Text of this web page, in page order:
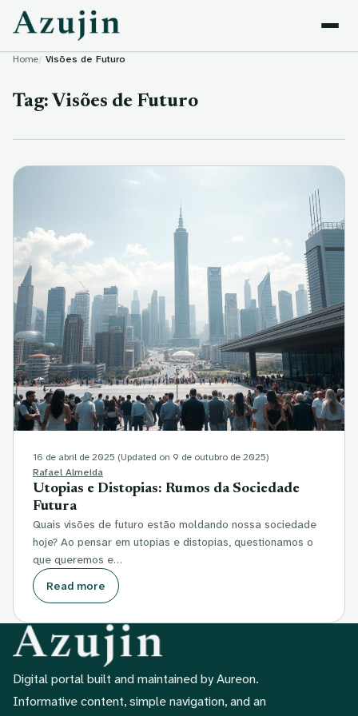
Skip to content
Home Visões de Futuro
Tag: Visões de Futuro
16 de abril de 2025 (Updated on 9 de outubro de 2025)
Rafael Almeida
Utopias e Distopias: Rumos da Sociedade
Futura
Quais visões de futuro estão moldando nossa sociedade
hoje? Ao pensar em utopias e distopias, questionamos o
que queremos e…
Read more
Digital portal built and maintained by Aureon.
Informative content, simple navigation, and an